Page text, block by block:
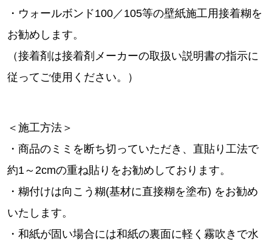
・ウォールボンド100／105等の壁紙施工用接着糊を
お勧めします。
（接着剤は接着剤メーカーの取扱い説明書の指示に
従ってご使用ください。）
＜施工方法＞
・商品のミミを断ち切っていただき、直貼り工法で
約1～2cmの重ね貼りをお勧めしております。
・糊付けは向こう糊(基材に直接糊を塗布) をお勧め
いたします。
・和紙が固い場合には和紙の裏面に軽く霧吹きで水